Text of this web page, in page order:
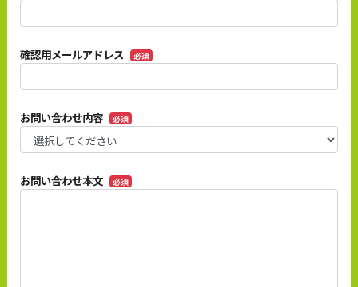
確認用メールアドレス 必須
お問い合わせ内容 必須
お問い合わせ本文 必須